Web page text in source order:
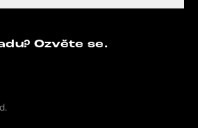
Ozvěte se.